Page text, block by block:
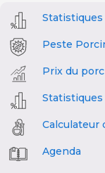
Peste
Prix du porc
Calculateur
Agenda